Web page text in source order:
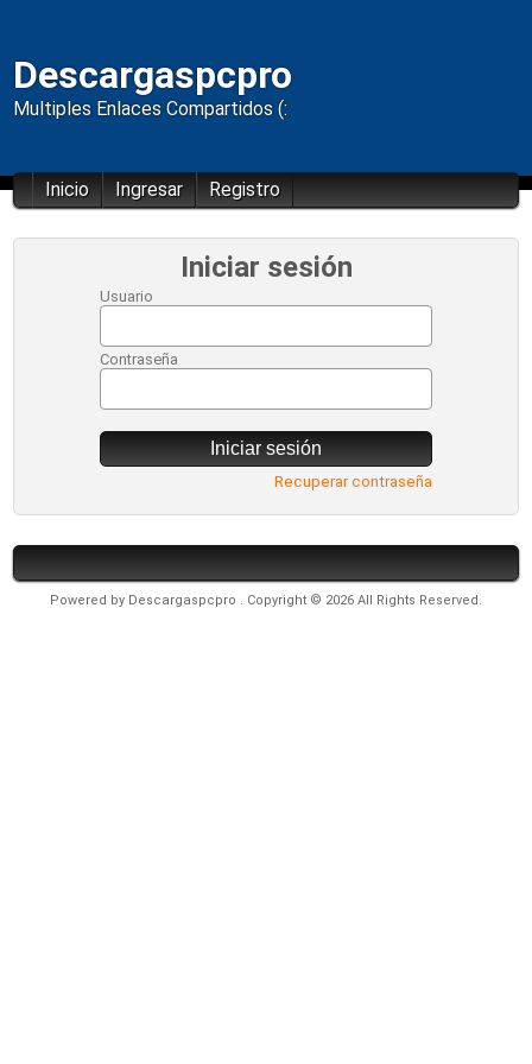
Descargaspcpro
Multiples Enlaces Compartidos (:
Inicio Ingresar Registro
Iniciar sesión
Usuario
Contraseña
Iniciar sesión
Recuperar contraseña
Powered by Descargaspcpro . Copyright © 2026 All Rights Reserved.